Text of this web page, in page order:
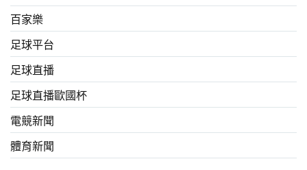
百家樂
足球平台
足球直播
足球直播歐國杯
電競新聞
體育新聞